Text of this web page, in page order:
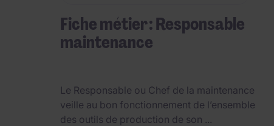
Fiche métier : Responsable
maintenance
Le Responsable ou Chef de la maintenance
veille au bon fonctionnement de l’ensemble
des outils de production de son ...